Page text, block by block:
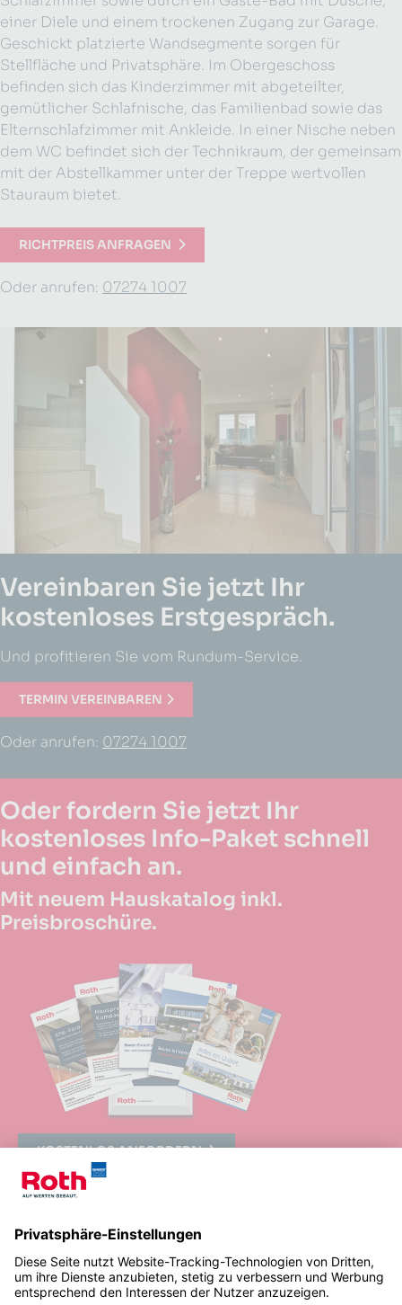
einer Diele und einem trockenen Zugang zur Garage.
Geschickt platzierte Wandsegmente sorgen für
Stellfläche und Privatsphäre. Im Obergeschoss
befinden sich das Kinderzimmer mit abgeteilter,
gemütlicher Schlafnische, das Familienbad sowie das
Elternschlafzimmer mit Ankleide. In einer Nische neben
dem WC befindet sich der Technikraum, der gemeinsam
mit der Abstellkammer unter der Treppe wertvollen
Stauraum bietet.
RICHTPREIS ANFRAGEN
Oder anrufen: 07274 1007
Vereinbaren Sie jetzt Ihr
kostenloses Erstgespräch.
Und profitieren Sie vom Rundum-Service.
TERMIN VEREINBAREN
Oder anrufen: 07274 1007
Oder fordern Sie jetzt Ihr
kostenloses Info-Paket schnell
und einfach an.
Mit neuem Hauskatalog inkl.
Preisbroschüre.
KOSTENLOS ANFORDERN
© 2024
Impressum